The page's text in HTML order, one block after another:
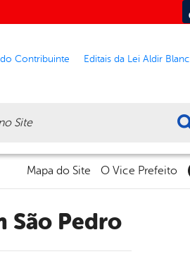
Contribuinte Editais da Lei Aldir Blanc
Mapa do Site O Vice Prefeito
São Pedro